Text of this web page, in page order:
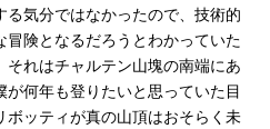
気分ではなかったので、技術的
険となるだろうとわかっていた
れはチャルテン山塊の南端にあ
何年も登りたいと思っていた目
ッティが真の山頂はおそらく未